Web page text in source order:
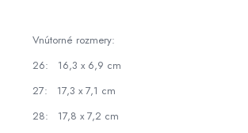
Vnútorné rozmery:
26: 16,3 x 6,9 cm
27: 17,3 x 7,1 cm
28: 17,8 x 7,2 cm